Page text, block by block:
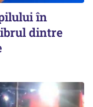
în
dintre